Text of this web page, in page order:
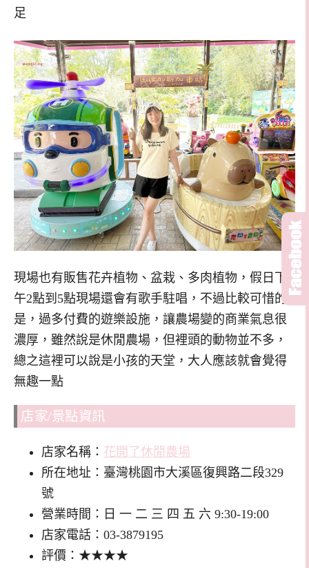
足
現場也有販售花卉植物、盆栽、多肉植物，假日下
午2點到5點現場還會有歌手駐唱，不過比較可惜的
是，過多付費的遊樂設施，讓農場變的商業氣息很
濃厚，雖然說是休閒農場，但裡頭的動物並不多，
總之這裡可以說是小孩的天堂，大人應該就會覺得
無趣一點
店家/景點資訊
店家名稱： 花開了休閒農場
所在地址：臺灣桃園市大溪區復興路二段329
號
營業時間：日 一 二 三 四 五 六 9:30-19:00
店家電話：03-3879195
評價：★★★★